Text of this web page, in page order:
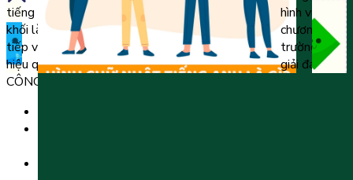
tiếng Anh là gì?”. Những từ vựng chủ đề hình
khối là một trong những trợ thủ đắc lực giúp bé
tiếp vận với ngoại ngữ một cách nhanh chóng và
hiệu quả. Với […]
hình vuông
chương trình
trường mầm
giải đáp
CÔNG TY TNHH GIÁO DỤC UNICLASS